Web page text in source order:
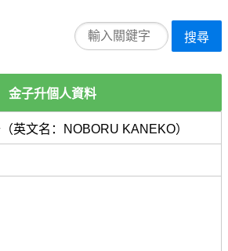
搜尋
金子升個人資料
英文名：NOBORU KANEKO）